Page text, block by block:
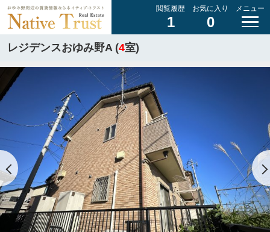
閲覧履歴
1
お気に入り
0
メニュー
レジデンスおゆみ野A (4室)